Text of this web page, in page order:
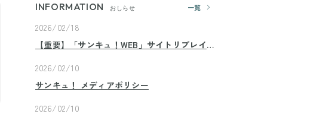
INFORMATION おしらせ 一覧
2026/02/18
【重要】「サンキュ！WEB」サイトリプレイ
2026/02/10
サンキュ！ メディアポリシー
2026/02/10